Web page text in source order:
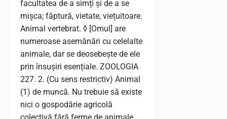
facultatea de a simți și de a se
mișca; făptură, vietate, viețuitoare.
Animal vertebrat. ◊ [Omul] are
numeroase asemănări cu celelalte
animale, dar se deosebește de ele
prin însușiri esențiale. ZOOLOGIA
227. 2. (Cu sens restrictiv) Animal
(1) de muncă. Nu trebuie să existe
nici o gospodărie agricolă